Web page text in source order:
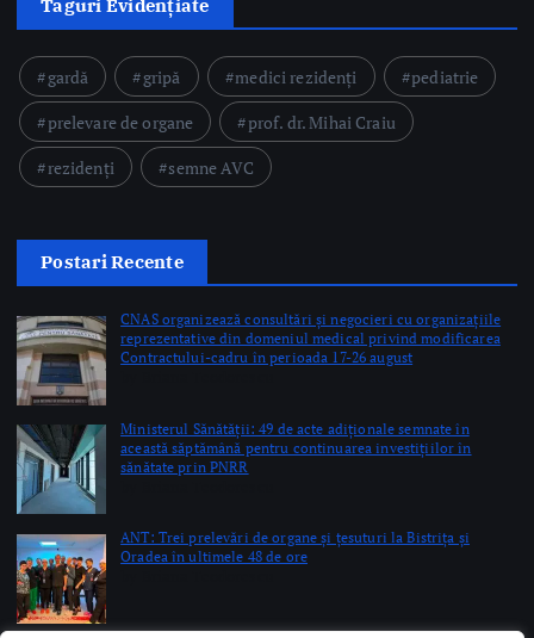
semne AVC
Postari Recente
CNAS organizează consultări și negocieri cu organizațiile
Ministerul Sănătății: 49 de acte adiționale semnate în
sănătate prin PNRR
by Briana Teodorescu
by Briana Teodorescu
Copyright © 2026 Ro Health Review | Powered by
Group